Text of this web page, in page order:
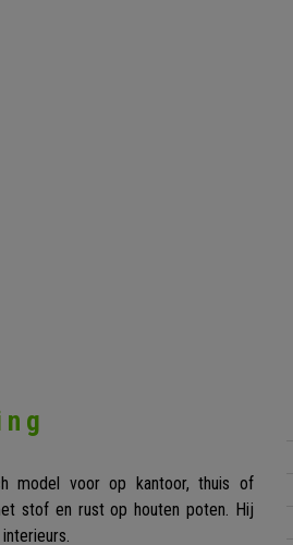
model voor op kantoor, thuis of
stof en rust op houten poten. Hij